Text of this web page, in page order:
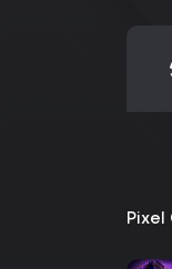
Pixel